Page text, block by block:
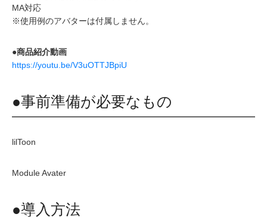
MA対応
※使用例のアバターは付属しません。
●商品紹介動画
https://youtu.be/V3uOTTJBpiU
●事前準備が必要なもの
lilToon
Module Avater
●導入方法